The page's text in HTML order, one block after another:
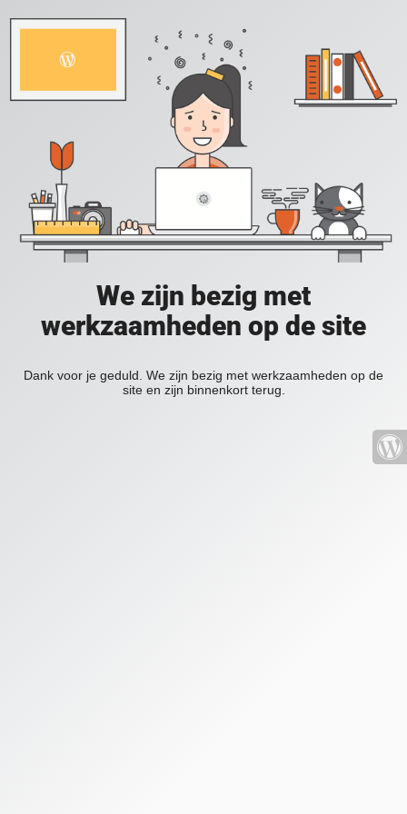
We zijn bezig met
werkzaamheden op de site
Dank voor je geduld. We zijn bezig met werkzaamheden op de
site en zijn binnenkort terug.